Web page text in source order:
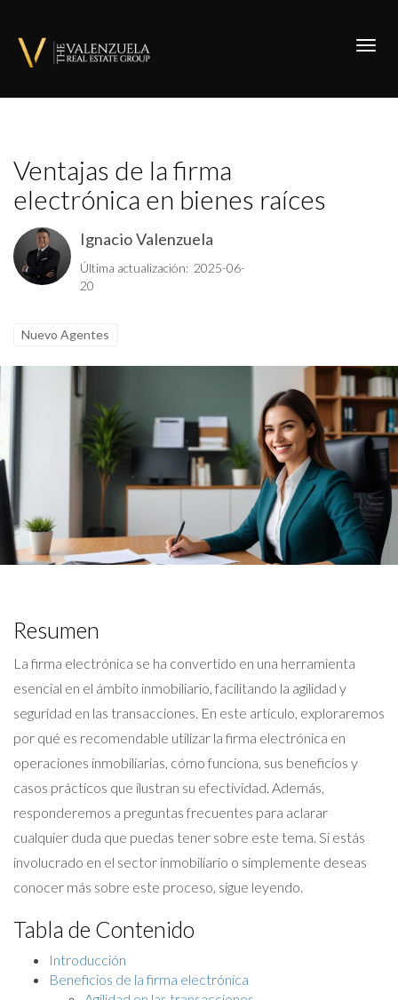
Ventajas de la firma
electrónica en bienes raíces
Ignacio Valenzuela
Última actualización: 2025-06-
20
Nuevo Agentes
Resumen
La firma electrónica se ha convertido en una herramienta
esencial en el ámbito inmobiliario, facilitando la agilidad y
seguridad en las transacciones. En este artículo, exploraremos
por qué es recomendable utilizar la firma electrónica en
operaciones inmobiliarias, cómo funciona, sus beneficios y
casos prácticos que ilustran su efectividad. Además,
responderemos a preguntas frecuentes para aclarar
cualquier duda que puedas tener sobre este tema. Si estás
involucrado en el sector inmobiliario o simplemente deseas
conocer más sobre este proceso, sigue leyendo.
Tabla de Contenido
Introducción
Beneficios de la firma electrónica